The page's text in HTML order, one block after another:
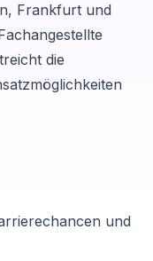
Frankfurt und
die
und